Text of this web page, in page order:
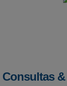
Consultas